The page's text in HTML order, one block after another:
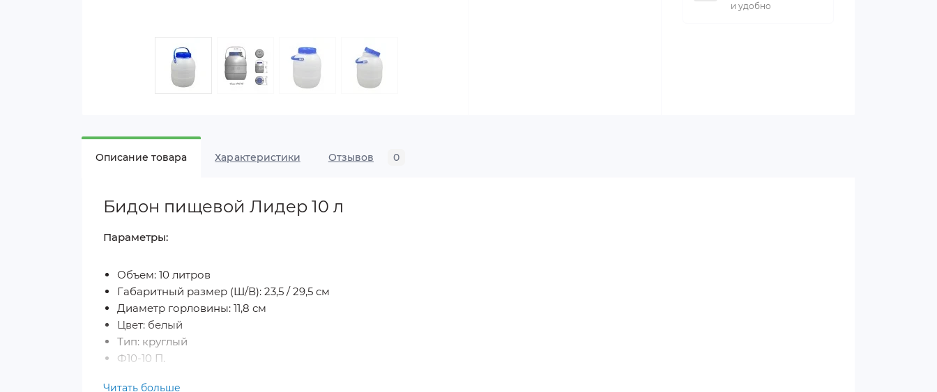
и удобно
Описание товара Характеристики Отзывов 0
Бидон пищевой Лидер 10 л
Параметры:
Объем: 10 литров
Габаритный размер (Ш/В): 23,5 / 29,5 см
Диаметр горловины: 11,8 см
Цвет: белый
Тип: круглый
Ф10-10 П.
Читать больше